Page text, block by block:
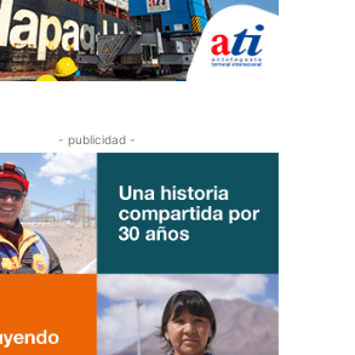
- publicidad -